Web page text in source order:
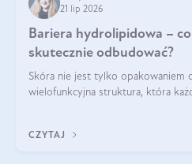
21 lip 2026
Bariera hydrolipidowa –
skutecznie odbudować?
Skóra nie jest tylko opakowaniem
wielofunkcyjna struktura, która
bariera hydrolipidowa.
CZYTAJ